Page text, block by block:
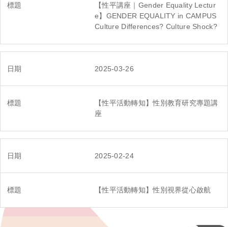
【性平講座｜Gender Equality Lectur
e】GENDER EQUALITY in CAMPUS
Culture Differences? Culture Shock?
2025-03-26
【性平活動轉知】性別教育研究專題講
座
2025-02-24
【性平活動轉知】性別視界從心啟航